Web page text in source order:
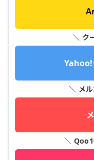
＼ ク
Yahoo!
＼ メ
＼